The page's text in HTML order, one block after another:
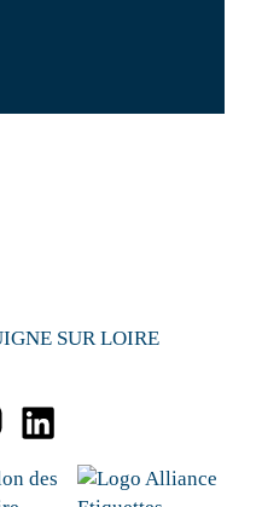
SUR LOIRE